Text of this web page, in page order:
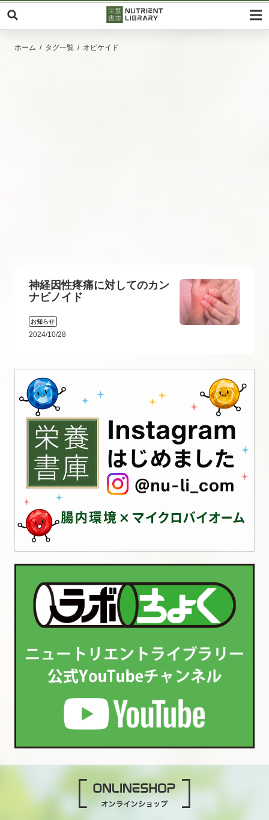
ホーム タグ一覧 オピケイド
神経因性疼痛に対してのカン
ナビノイド
お知らせ
2024/10/28